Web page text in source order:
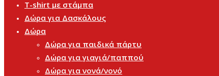
T-shirt με στάμπα
Δώρα για Δασκάλους
Δώρα
Δώρα για παιδικά πάρτυ
Δώρα για γιαγιά/παππού
Δώρα για νονά/νονό